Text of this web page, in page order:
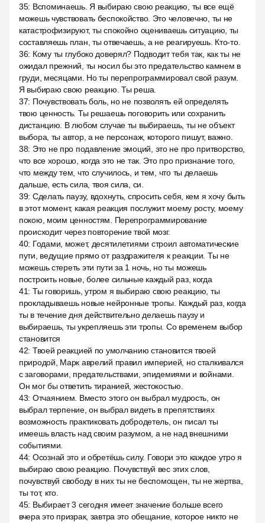
35: Вспоминаешь. Я выбираю свою реакцию, ты все ещё
можешь чувствовать беспокойство. Это человечно, ты не
катастрофизируют, ты спокойно оцениваешь ситуацию, ты
составляешь план, ты отвечаешь, а не реагируешь. Кто-то.
36: Кому ты глубоко доверял? Подводит тебя так, как ты не
ожидал прежний, ты носил бы это предательство камнем в
груди, месяцами. Но ты перепрограммировал свой разум.
Я выбираю свою реакцию. Ты реша.
37: Почувствовать боль, но не позволять ей определять
твою ценность. Ты решаешь поговорить или сохранить
дистанцию. В любом случае ты выбираешь, ты не объект
выбора, ты автор, а не персонаж, которого пишут, важно.
38: Это не про подавление эмоций, это не про притворство,
что все хорошо, когда это не так. Это про признание того,
что между тем, что случилось, и тем, что ты делаешь
дальше, есть сила, твоя сила, си.
39: Сделать паузу, вдохнуть, спросить себя, кем я хочу быть
в этот момент, какая реакция послужит моему росту, моему
покою, моим ценностям. Перепрограммирование
происходит через повторение твой мозг.
40: Годами, может, десятилетиями строил автоматические
пути, ведущие прямо от раздражителя к реакции. Ты не
можешь стереть эти пути за 1 ночь, но ты можешь
построить новые, более сильные каждый раз, когда
41: Ты говоришь, утром я выбираю свою реакцию, ты
прокладываешь новые нейронные тропы. Каждый раз, когда
ты в течение дня действительно делаешь паузу и
выбираешь, ты укрепляешь эти тропы. Со временем выбор
становится
42: Твоей реакцией по умолчанию становится твоей
природой, Марк аврелий правил империей, но сталкивался
с заговорами, предательствами, эпидемиями и войнами.
Он мог бы ответить тиранией, жестокостью.
43: Отчаянием. Вместо этого он выбрал мудрость, он
выбрал терпение, он выбрал видеть в препятствиях
возможность практиковать добродетель, он писал ты
имеешь власть над своим разумом, а не над внешними
событиями.
44: Осознай это и обретёшь силу. Говори это каждое утро я
выбираю свою реакцию. Почувствуй вес этих слов,
почувствуй свободу в них ты не беспомощен, ты не жертва,
ты тот, кто.
45: Выбирает 3 сегодня имеет значение больше всего
вчера это призрак, завтра это обещание, которое никто не